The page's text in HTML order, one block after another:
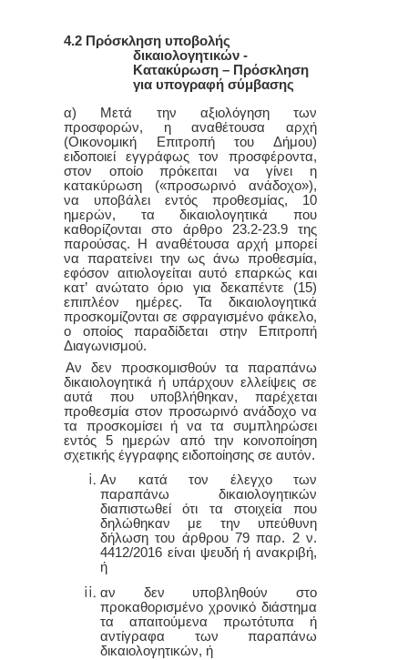
4.2 Πρόσκληση υποβολής
δικαιολογητικών -
Κατακύρωση – Πρόσκληση
για υπογραφή σύμβασης
α) Μετά την αξιολόγηση των
προσφορών, η αναθέτουσα αρχή
(Οικονομική Επιτροπή του Δήμου)
ειδοποιεί εγγράφως τον προσφέροντα,
στον οποίο πρόκειται να γίνει η
κατακύρωση («προσωρινό ανάδοχο»),
να υποβάλει εντός προθεσμίας, 10
ημερών, τα δικαιολογητικά που
καθορίζονται στο άρθρο 23.2-23.9 της
παρούσας. Η αναθέτουσα αρχή μπορεί
να παρατείνει την ως άνω προθεσμία,
εφόσον αιτιολογείται αυτό επαρκώς και
κατ’ ανώτατο όριο για δεκαπέντε (15)
επιπλέον ημέρες. Τα δικαιολογητικά
προσκομίζονται σε σφραγισμένο φάκελο,
ο οποίος παραδίδεται στην Επιτροπή
Διαγωνισμού.
Αν δεν προσκομισθούν τα παραπάνω
δικαιολογητικά ή υπάρχουν ελλείψεις σε
αυτά που υποβλήθηκαν, παρέχεται
προθεσμία στον προσωρινό ανάδοχο να
τα προσκομίσει ή να τα συμπληρώσει
εντός 5 ημερών από την κοινοποίηση
σχετικής έγγραφης ειδοποίησης σε αυτόν.
Αν κατά τον έλεγχο των
παραπάνω δικαιολογητικών
διαπιστωθεί ότι τα στοιχεία που
δηλώθηκαν με την υπεύθυνη
δήλωση του άρθρου 79 παρ. 2 ν.
4412/2016 είναι ψευδή ή ανακριβή,
ή
αν δεν υποβληθούν στο
προκαθορισμένο χρονικό διάστημα
τα απαιτούμενα πρωτότυπα ή
αντίγραφα των παραπάνω
δικαιολογητικών, ή